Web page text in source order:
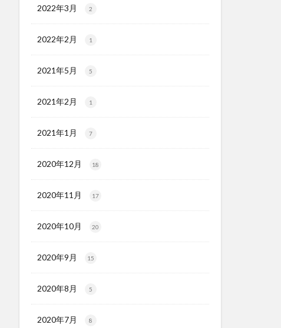
2022年3月 2
2022年2月 1
2021年5月 5
2021年2月 1
2021年1月 7
2020年12月 18
2020年11月 17
2020年10月 20
2020年9月 15
2020年8月 5
2020年7月 8